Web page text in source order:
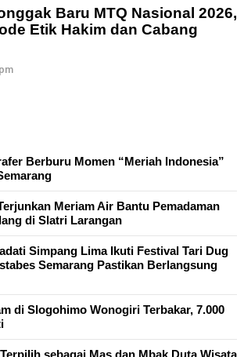
Baru MTQ Nasional 2026,
Etik Hakim dan Cabang
Berburu Momen “Meriah Indonesia”
Meriam Air Bantu Pemadaman
di Slatri Larangan
Simpang Lima Ikuti Festival Tari Dug
Semarang Pastikan Berlangsung
di Slogohimo Wonogiri Terbakar, 7.000
sebagai Mas dan Mbak Duta Wisata